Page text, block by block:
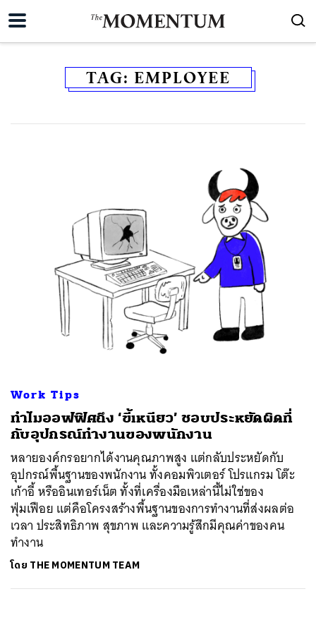
TAG: EMPLOYEE
Work Tips
ทำไมออฟฟิศถึง ‘ขี้เหนียว’ ชอบประหยัดผิดที่
กับอุปกรณ์ทำงานของพนักงาน
หลายองค์กรอยากได้งานคุณภาพสูง แต่กลับประหยัดกับ
อุปกรณ์พื้นฐานของพนักงาน ทั้งคอมพิวเตอร์ โปรแกรม โต๊ะ
เก้าอี้ หรืออินเทอร์เน็ต ทั้งที่เครื่องมือเหล่านี้ไม่ใช่ของ
ฟุ่มเฟือย แต่คือโครงสร้างพื้นฐานของการทำงานที่ส่งผลต่อ
เวลา ประสิทธิภาพ สุขภาพ และความรู้สึกมีคุณค่าของคน
ทำงาน
โดย THE MOMENTUM TEAM
SHARE